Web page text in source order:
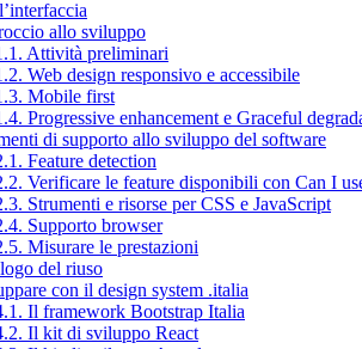
allo sviluppo
Attività preliminari
Web design responsivo e accessibile
Mobile first
Progressive enhancement e Graceful
di supporto allo sviluppo del software
Feature detection
Verificare le feature disponibili con Can I
Strumenti e risorse per CSS e JavaScript
Supporto browser
Misurare le prestazioni
del riuso
con il design system .italia
Il framework Bootstrap Italia
Il kit di sviluppo React